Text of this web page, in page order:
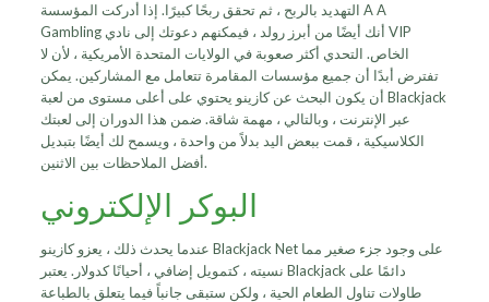
التهديد بالربح ، ثم تحقق ربحًا كبيرًا. إذا أدركت المؤسسة A A
Gambling أنك أيضًا من أبرز رولد ، فيمكنهم دعوتك إلى نادي VIP
الخاص. التحدي أكثر صعوبة في الولايات المتحدة الأمريكية ، لأن لا
تفترض أبدًا أن جميع مؤسسات المقامرة تتعامل مع المشاركين. يمكن
أن يكون البحث عن كازينو يحتوي على أعلى مستوى من لعبة Blackjack
عبر الإنترنت ، وبالتالي ، مهمة شاقة. ضمن هذا الدوران إلى لعبتك
الكلاسيكية ، قمت ببعض اليد بدلاً من واحدة ، ويسمح لك أيضًا بتبديل
أفضل الملاحظات بين الاثنين.
البوكر الإلكتروني
عندما يحدث ذلك ، يعزو كازينو Blackjack Net على وجود جزء صغير مما
نسيته ، كتمويل إضافي ، أحيانًا كدولار. يعتبر Blackjack دائمًا على
طاولات تناول الطعام الحية ، ولكن ستبقى جانباً فيما يتعلق بالطباعة